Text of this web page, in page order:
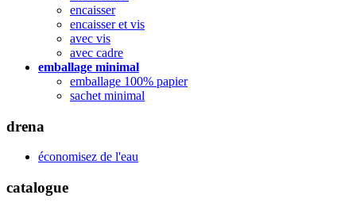
encaisser
encaisser et vis
avec vis
avec cadre
emballage minimal
emballage 100% papier
sachet minimal
drena
économisez de l'eau
catalogue